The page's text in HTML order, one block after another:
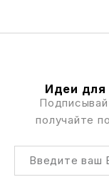
Идеи для
получайте